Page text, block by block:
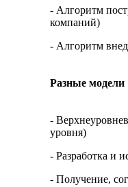
- Алгоритм
компаний)
- Алгоритм
Разные модели
-
уровня)
- Разработка и
- Получение,